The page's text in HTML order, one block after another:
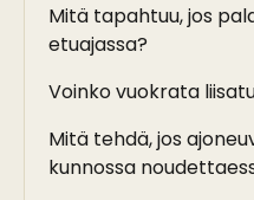
Mitä tapahtuu, jos
etuajassa?
Voinko vuokrata
Mitä tehdä, jos
kunnossa